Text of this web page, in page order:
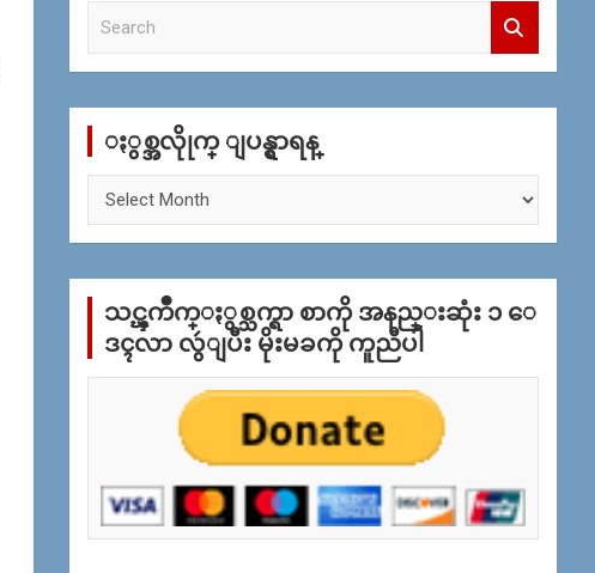
c
ႏွစ္အလိုုက္ ျပန္ရွာရန္
က္
န္
သင္ၾကိဳက္ႏွစ္သက္ရာ စာကို အနည္းဆုံး ၁ ေ
ဒၚလာ လွဴျပီး မိုးမခကို ကူညီပါ